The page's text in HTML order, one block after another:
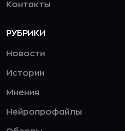
Контакты
РУБРИКИ
Новости
Истории
Мнения
Нейропрофайлы